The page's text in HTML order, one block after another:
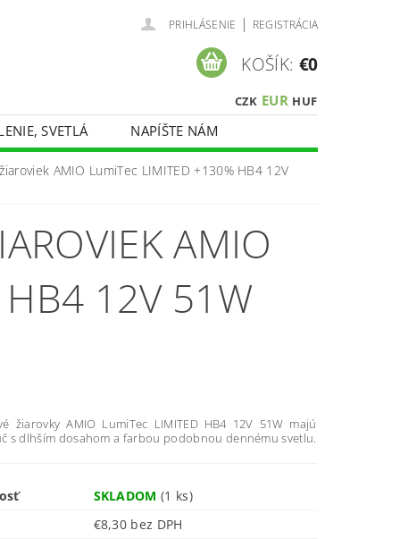
PRIHLÁSENIE | REGISTRÁCIA
CZK EUR HUF
KOŠÍK: €0
SVETLÁ NAPÍŠTE NÁM
AMIO LumiTec LIMITED +130% HB4 12V
AMIO
12V 51W
žiarovky AMIO LumiTec LIMITED HB4 12V 51W majú
s dlhším dosahom a farbou podobnou dennému svetlu.
SKLADOM(1 ks)
€8,30 bez DPH